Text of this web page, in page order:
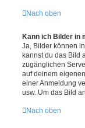
Nach oben
Kann ich Bilder in
Ja, Bilder können
kannst du das Bild
zugänglichen
auf deinem
einer Anmeldung
usw. Um das Bild
Nach oben